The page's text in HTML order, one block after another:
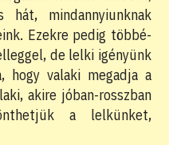
hát, mindannyiunknak
Ezekre pedig többé-
de lelki igényünk
valaki megadja a
akire jóban-rosszban
a lelkünket,